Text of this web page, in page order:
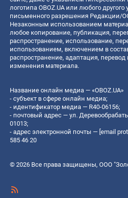
логотипа OBOZ.UA или любого
письменного разрешения Редакции/
Незаконным использованием
любое копирование, публикация,
распространение, использование,
использованием, включением в
распространение, адаптация,
изменения материала.
Название онлайн медиа — «OBOZ.UA»
- субъект в сфере онлайн медиа;
- идентификатор медиа — R40-06156;
- почтовый адрес — ул.
01013;
- адрес электронной почты — [email
585 46 20
© 2026 Все права защищены, ООО